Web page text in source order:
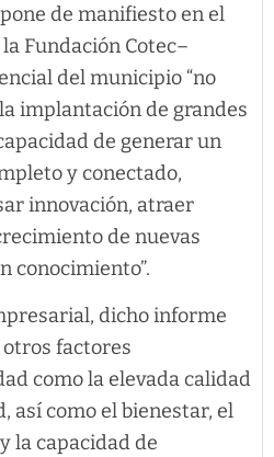
de manifiesto en el
Fundación Cotec–
del municipio “no
implantación de grandes
de generar un
y conectado,
innovación, atraer
de nuevas
conocimiento”.
dicho informe
factores
como la elevada calidad
así como el bienestar, el
la capacidad de